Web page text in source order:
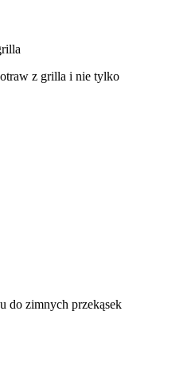
z grilla i nie tylko
do zimnych przekąsek